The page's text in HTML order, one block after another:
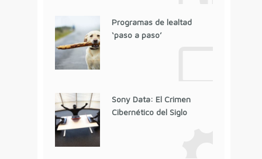
Programas de lealtad
‘paso a paso’
Sony Data: El Crimen
Cibernético del Siglo